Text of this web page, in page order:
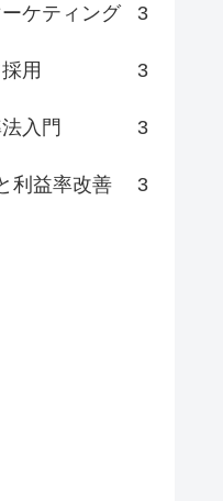
ケティング 3
用 3
入門 3
利益率改善 3